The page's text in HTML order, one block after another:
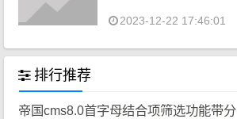
2023-12-22 17:46:01
排行推荐
帝国cms8.0首字母结合项筛选功能带分